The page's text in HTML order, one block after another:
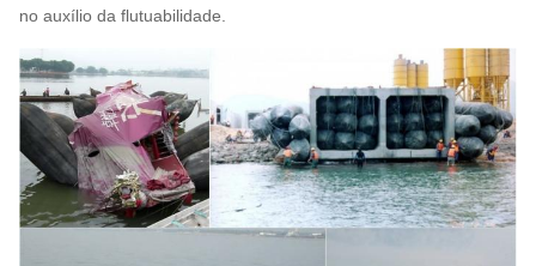
no auxílio da flutuabilidade.